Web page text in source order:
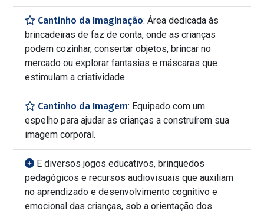
Cantinho da Imaginação: Área dedicada às
brincadeiras de faz de conta, onde as crianças
podem cozinhar, consertar objetos, brincar no
mercado ou explorar fantasias e máscaras que
estimulam a criatividade.
Cantinho da Imagem: Equipado com um
espelho para ajudar as crianças a construírem sua
imagem corporal.
E diversos jogos educativos, brinquedos
pedagógicos e recursos audiovisuais que auxiliam
no aprendizado e desenvolvimento cognitivo e
emocional das crianças, sob a orientação dos